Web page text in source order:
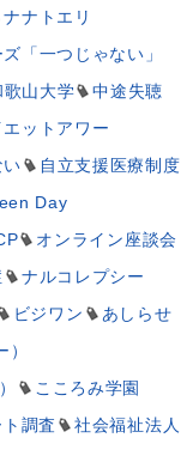
ナナトエリ
「一つじゃない」
歌山大学
中途失聴
エットアワー
自立支援医療制度
Day
オンライン座談会
ナルコレプシー
ビジワン
あしらせ
こころみ学園
調査
社会福祉法人